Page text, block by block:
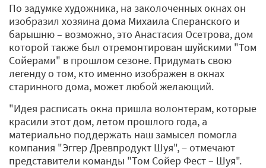
По задумке художника, на заколоченных окнах он
изобразил хозяина дома Михаила Сперанского и
барышню – возможно, это Анастасия Осетрова, дом
которой также был отремонтирован шуйскими "Том
Сойерами" в прошлом сезоне. Придумать свою
легенду о том, кто именно изображен в окнах
старинного дома, может любой желающий.
"Идея расписать окна пришла волонтерам, которые
красили этот дом, летом прошлого года, а
материально поддержать наш замысел помогла
компания "Эггер Древпродукт Шуя", − отмечают
представители команды "Том Сойер Фест – Шуя".